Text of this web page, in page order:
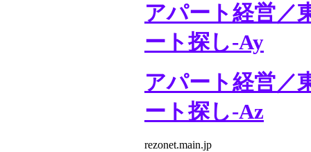
アパート経営／
ート探し-Ay
アパート経営／
ート探し-Az
rezonet.main.jp